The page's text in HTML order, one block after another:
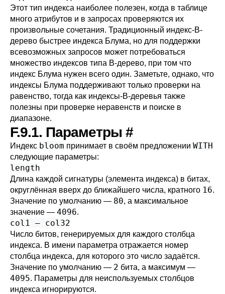
Этот тип индекса наиболее полезен, когда в таблице
много атрибутов и в запросах проверяются их
произвольные сочетания. Традиционный индекс-B-
дерево быстрее индекса Блума, но для поддержки
всевозможных запросов может потребоваться
множество индексов типа B-дерево, при том что
индекс Блума нужен всего один. Заметьте, однако, что
индексы Блума поддерживают только проверки на
равенство, тогда как индексы-B-деревья также
полезны при проверке неравенств и поиске в
диапазоне.
F.9.1. Параметры #
Индекс bloom принимает в своём предложении WITH
следующие параметры:
length
Длина каждой сигнатуры (элемента индекса) в битах,
округлённая вверх до ближайшего числа, кратного 16.
Значение по умолчанию — 80, а максимальное
значение — 4096.
col1 — col32
Число битов, генерируемых для каждого столбца
индекса. В имени параметра отражается номер
столбца индекса, для которого это число задаётся.
Значение по умолчанию — 2 бита, а максимум —
4095. Параметры для неиспользуемых столбцов
индекса игнорируются.